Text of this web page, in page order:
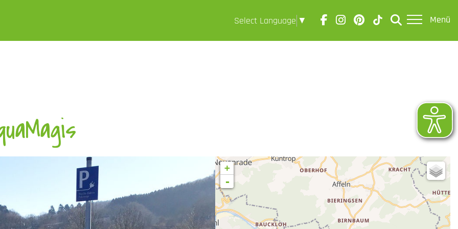
Select Language ▼ Menü
+
-